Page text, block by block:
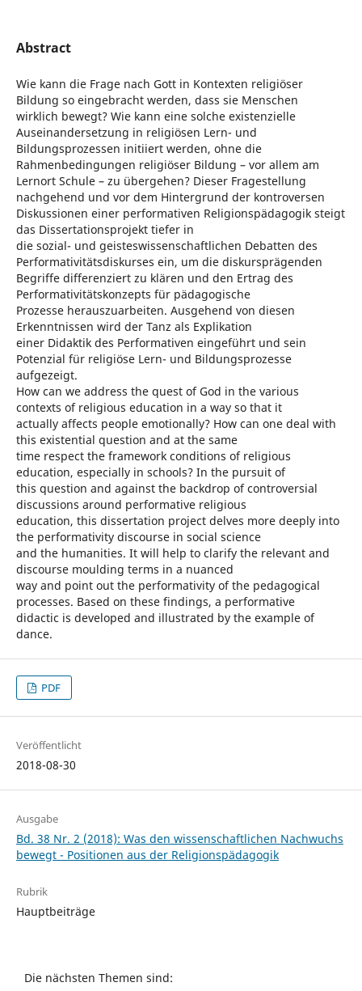
Abstract
Wie kann die Frage nach Gott in Kontexten religiöser
Bildung so eingebracht werden, dass sie Menschen
wirklich bewegt? Wie kann eine solche existenzielle
Auseinandersetzung in religiösen Lern- und
Bildungsprozessen initiiert werden, ohne die
Rahmenbedingungen religiöser Bildung – vor allem am
Lernort Schule – zu übergehen? Dieser Fragestellung
nachgehend und vor dem Hintergrund der kontroversen
Diskussionen einer performativen Religionspädagogik steigt
das Dissertationsprojekt tiefer in
die sozial- und geisteswissenschaftlichen Debatten des
Performativitätsdiskurses ein, um die diskursprägenden
Begriffe differenziert zu klären und den Ertrag des
Performativitätskonzepts für pädagogische
Prozesse herauszuarbeiten. Ausgehend von diesen
Erkenntnissen wird der Tanz als Explikation
einer Didaktik des Performativen eingeführt und sein
Potenzial für religiöse Lern- und Bildungsprozesse
aufgezeigt.
How can we address the quest of God in the various
contexts of religious education in a way so that it
actually affects people emotionally? How can one deal with
this existential question and at the same
time respect the framework conditions of religious
education, especially in schools? In the pursuit of
this question and against the backdrop of controversial
discussions around performative religious
education, this dissertation project delves more deeply into
the performativity discourse in social science
and the humanities. It will help to clarify the relevant and
discourse moulding terms in a nuanced
way and point out the performativity of the pedagogical
processes. Based on these findings, a performative
didactic is developed and illustrated by the example of
dance.
PDF
Veröffentlicht
2018-08-30
Ausgabe
Bd. 38 Nr. 2 (2018): Was den wissenschaftlichen Nachwuchs
bewegt - Positionen aus der Religionspädagogik
Rubrik
Hauptbeiträge
Die nächsten Themen sind: